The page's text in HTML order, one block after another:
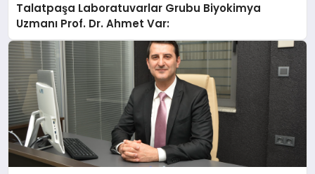
Talatpaşa Laboratuvarlar Grubu Biyokimya
Uzmanı Prof. Dr. Ahmet Var: